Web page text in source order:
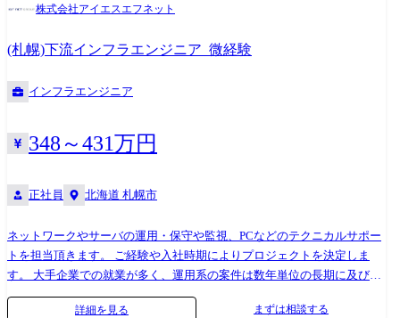
ェクト例 ●サーバー(Linux/Windows)構築・運用 ●官公庁向けシステム運
用・ヘルプデスク ●NW機器の構築・運用(ファイアウォール機器、ルー
タ等)
株式会社アイエスエフネット
(札幌)下流インフラエンジニア_微経験
インフラエンジニア
348～431万円
正社員 北海道 札幌市
ネットワークやサーバの運用・保守や監視、PCなどのテクニカルサポー
トを担当頂きます。 ご経験や入社時期によりプロジェクトを決定しま
す。 大手企業での就業が多く、運用系の案件は数年単位の長期に及びま
す。 データセンターの移転に関するプロジェクトや、ハード機器メーカ
ーからの依頼によるテクニカルサポートもあります。 また、ご経験に応
詳細を見る まずは相談する